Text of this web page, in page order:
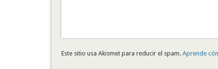
Este sitio usa Akismet para reducir el spam. Aprende